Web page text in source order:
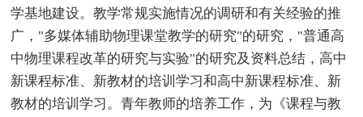
学基地建设。教学常规实施情况的调研和有关经验的推
广，"多媒体辅助物理课堂教学的研究"的研究，"普通高
中物理课程改革的研究与实验"的研究及资料总结，高中
新课程标准、新教材的培训学习和高中新课程标准、新
教材的培训学习。青年教师的培养工作，为《课程与教